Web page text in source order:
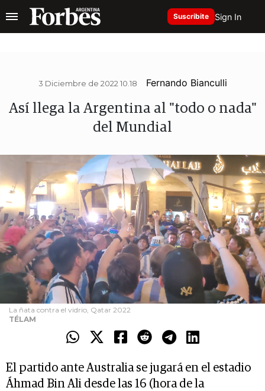
Suscribite Sign In
3 Diciembre de 2022 10.18 Fernando Bianculli
Así llega la Argentina al "todo o nada"
del Mundial
La ñata contra el vidrio, Qatar 2022
TÉLAM
El partido ante Australia se jugará en el estadio
Áhmad Bin Ali desde las 16 (hora de la